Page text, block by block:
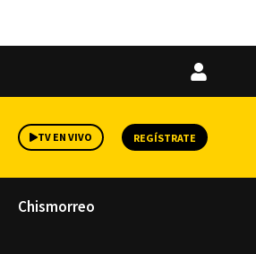
Iniciar
TV EN VIVO REGÍSTRATE
Chismorreo